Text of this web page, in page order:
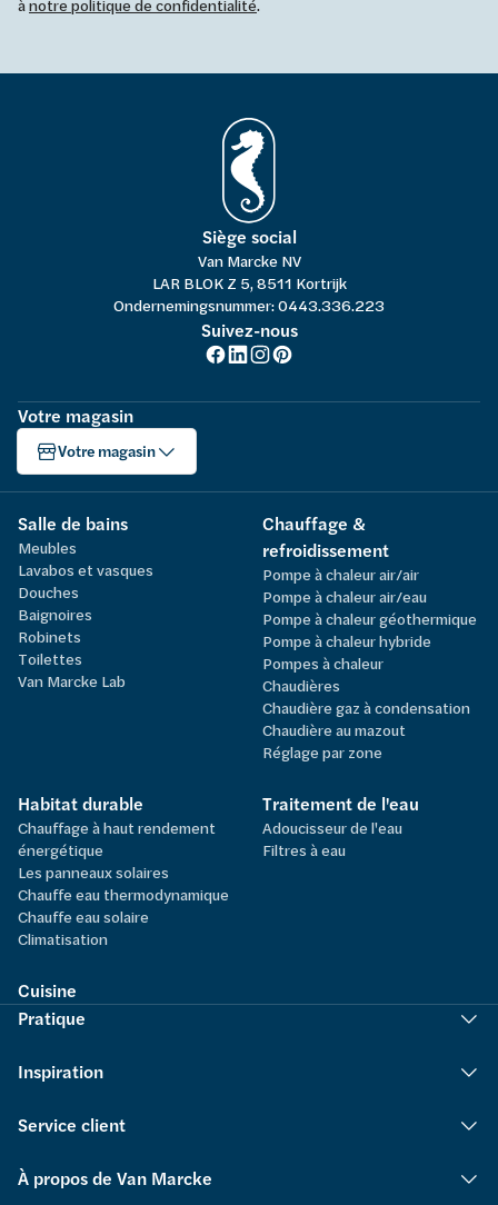
ànotre politique de confidentialité.
Siège social
Van Marcke NV
LAR BLOK Z 5, 8511 Kortrijk
Ondernemingsnummer: 0443.336.223
Suivez-nous
Votre magasin
Votre magasin
Salle de bains
Meubles
Lavabos et vasques
Douches
Baignoires
Robinets
Toilettes
Van Marcke Lab
Chauffage &
refroidissement
Pompe à chaleur air/air
Pompe à chaleur air/eau
Pompe à chaleur géothermique
Pompe à chaleur hybride
Pompes à chaleur
Chaudières
Chaudière gaz à condensation
Chaudière au mazout
Réglage par zone
Habitat durable
Chauffage à haut rendement
énergétique
Les panneaux solaires
Chauffe eau thermodynamique
Chauffe eau solaire
Climatisation
Traitement de l'eau
Adoucisseur de l'eau
Filtres à eau
Cuisine
Pratique
Inspiration
Service client
À propos de Van Marcke